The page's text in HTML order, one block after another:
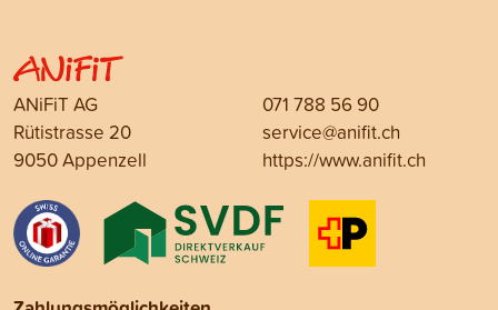
ANiFiT AG
Rütistrasse 20
9050 Appenzell
071 788 56 90
service@anifit.ch
https://www.anifit.ch